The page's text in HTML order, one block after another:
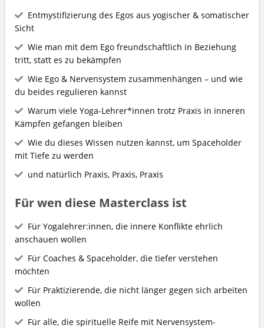
Entmystifizierung des Egos aus yogischer & somatischer
Sicht
Wie man mit dem Ego freundschaftlich in Beziehung
tritt, statt es zu bekämpfen
Wie Ego & Nervensystem zusammenhängen – und wie
du beides regulieren kannst
Warum viele Yoga-Lehrer*innen trotz Praxis in inneren
Kämpfen gefangen bleiben
Wie du dieses Wissen nutzen kannst, um Spaceholder
mit Tiefe zu werden
und natürlich Praxis, Praxis, Praxis
Für wen diese Masterclass ist
Für Yogalehrer:innen, die innere Konflikte ehrlich
anschauen wollen
Für Coaches & Spaceholder, die tiefer verstehen
möchten
Für Praktizierende, die nicht länger gegen sich arbeiten
wollen
Für alle, die spirituelle Reife mit Nervensystem-